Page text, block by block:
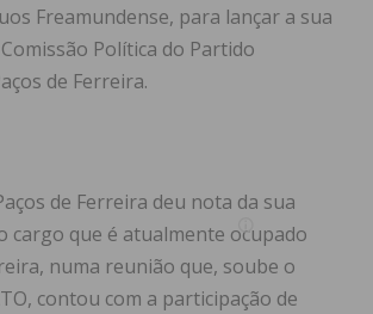
Freamundense, para lançar a sua
Política do Partido
de Ferreira.
de Ferreira deu nota da sua
cargo que é atualmente ocupado
numa reunião que, soube o
contou com a participação de